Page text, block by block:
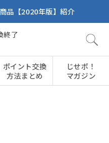
品【2020年版】紹介
ポイント交換
方法まとめ
じせポ！
マガジン